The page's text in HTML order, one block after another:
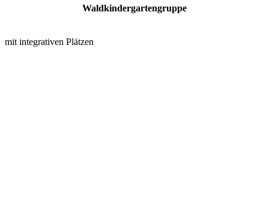
Waldkindergartengruppe
mit integrativen Plätzen